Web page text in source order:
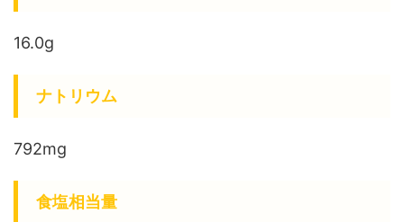
16.0g
ナトリウム
792mg
食塩相当量